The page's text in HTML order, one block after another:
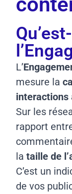
L’
mesure la
interactions
Sur les
rapport
lataille de
C’est un
de vos